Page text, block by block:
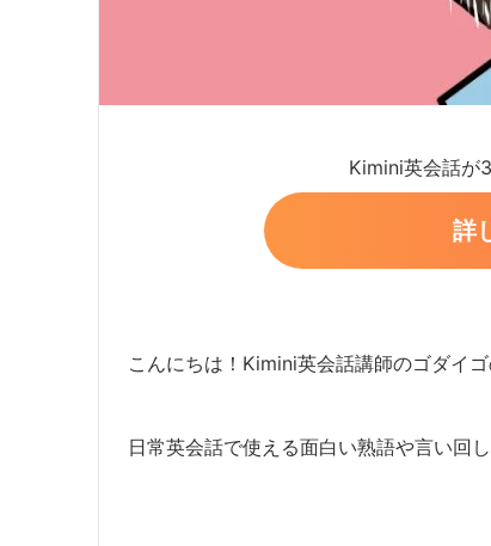
Kimini英会話が
詳
こんにちは！Kimini英会話講師のゴダイ
日常英会話で使える面白い熟語や言い回